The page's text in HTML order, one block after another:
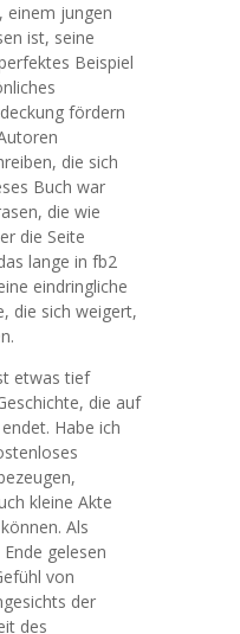
einem jungen
ist, seine
Beispiel
fördern
die sich
Buch war
die wie
die Seite
lange in fb2
eindringliche
die sich weigert,
etwas tief
die auf
Habe ich
kleine Akte
Als
gelesen
von
der
des